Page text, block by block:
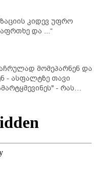
კიდევ უფრო
და ...“
მომეპარნენ და
- ასფალტზე თავი
- რას
რომელსაც